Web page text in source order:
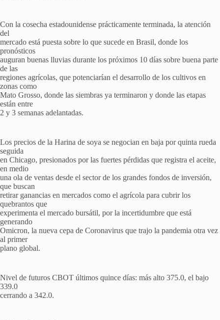
Con la cosecha estadounidense prácticamente terminada, la atención
del
mercado está puesta sobre lo que sucede en Brasil, donde los
pronósticos
auguran buenas lluvias durante los próximos 10 días sobre buena parte
de las
regiones agrícolas, que potenciarían el desarrollo de los cultivos en
zonas como
Mato Grosso, donde las siembras ya terminaron y donde las etapas
están entre
2 y 3 semanas adelantadas.
Los precios de la Harina de soya se negocian en baja por quinta rueda
seguida
en Chicago, presionados por las fuertes pérdidas que registra el aceite,
en medio
una ola de ventas desde el sector de los grandes fondos de inversión,
que buscan
retirar ganancias en mercados como el agrícola para cubrir los
quebrantos que
experimenta el mercado bursátil, por la incertidumbre que está
generando
Omicron, la nueva cepa de Coronavirus que trajo la pandemia otra vez
al primer
plano global.
Nivel de futuros CBOT últimos quince días: más alto 375.0, el bajo
339.0
cerrando a 342.0.